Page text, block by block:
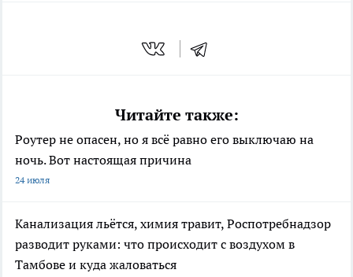
Читайте также:
Роутер не опасен, но я всё равно его выключаю на
ночь. Вот настоящая причина
24 июля
Канализация льётся, химия травит, Роспотребнадзор
разводит руками: что происходит с воздухом в
Тамбове и куда жаловаться